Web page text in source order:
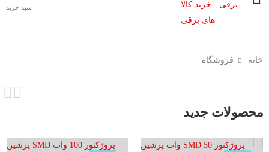
فهرست سبد خرید
خانه فروشگاه
محصولات جدید